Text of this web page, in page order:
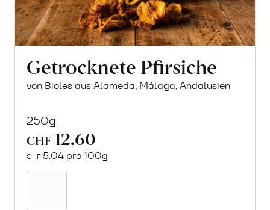
Getrocknete Pfirsiche
von Bioles aus Alameda, Málaga, Andalusien
250g
CHF 12.60
CHF 5.04 pro 100g